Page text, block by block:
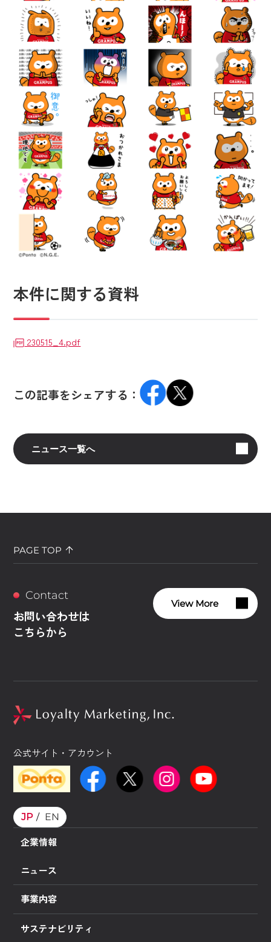
本件に関する資料
230515_4.pdf
この記事をシェアする：
ニュース一覧へ
PAGE TOP
Contact
お問い合わせは
こちらから
View More
公式サイト・アカウント
JP EN
企業情報
ニュース
事業内容
サステナビリティ